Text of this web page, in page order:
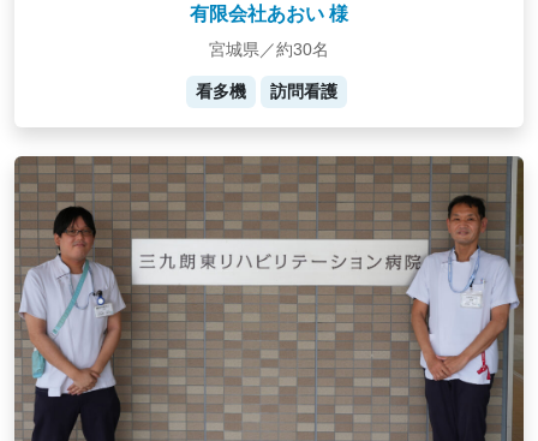
有限会社あおい 様
宮城県／約30名
看多機 訪問看護